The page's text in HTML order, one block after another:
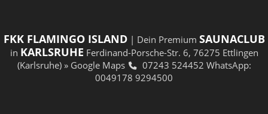
FKK FLAMINGO ISLAND| Dein Premium SAUNACLUB
in KARLSRUHE Ferdinand-Porsche-Str. 6, 76275 Ettlingen
(Karlsruhe) » Google Maps 07243 524452 WhatsApp:
0049178 9294500